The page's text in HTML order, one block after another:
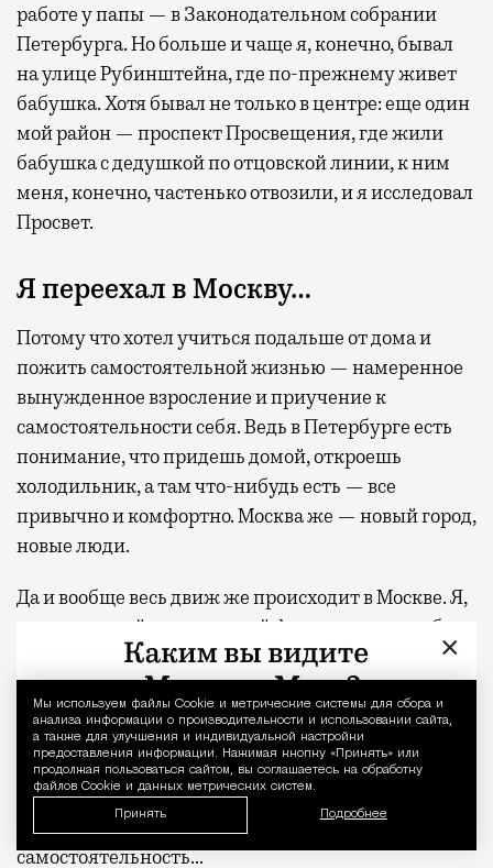
Уведомление
Мы используем файлы Сookie и метрические системы для сбора и
анализа информации о производительности и использовании сайта,
а также для улучшения и индивидуальной настройки
предоставления информации. Нажимая кнопку «Принять» или
продолжая пользоваться сайтом, вы соглашаетесь на обработку
файлов Cookie и данных метрических систем.
Принять Подробнее
работе у папы — в Законодательном собрании
Петербурга. Но больше и чаще я, конечно, бывал
на улице Рубинштейна, где по-прежнему живет
бабушка. Хотя бывал не только в центре: еще один
мой район — проспект Просвещения, где жили
бабушка с дедушкой по отцовской линии, к ним
меня, конечно, частенько отвозили, и я исследовал
Просвет.
Я переехал в Москву…
Потому что хотел учиться подальше от дома и
пожить самостоятельной жизнью — намеренное
вынужденное взросление и приучение к
самостоятельности себя. Ведь в Петербурге есть
понимание, что придешь домой, откроешь
холодильник, а там что-нибудь есть — все
привычно и комфортно. Москва же — новый город,
новые люди.
Да и вообще весь движ же происходит в Москве. Я,
поступающий на актерский факультет, хотел быть
поближе к тому месту, где происходит все
основное. Поэтому переезд в Москву был
рациональным расчетом.
Воспоминания остались очень хорошие. Приезд на
отборочные туры: ночной поезд, весенний
московский запах, все такое незнакомое, первая
самостоятельность…
×